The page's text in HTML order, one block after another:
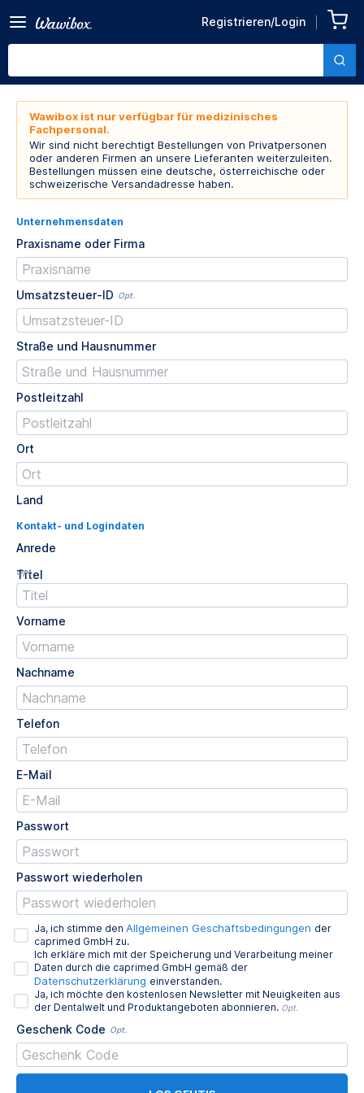
Registrieren/Login
Wawibox ist nur verfügbar für medizinisches
Fachpersonal.
Wir sind nicht berechtigt Bestellungen von Privatpersonen
oder anderen Firmen an unsere Lieferanten weiterzuleiten.
Bestellungen müssen eine deutsche, österreichische oder
schweizerische Versandadresse haben.
Unternehmensdaten
Praxisname oder Firma
Umsatzsteuer-ID Opt.
Straße und Hausnummer
Postleitzahl
Ort
Land
Kontakt- und Logindaten
Anrede
Titel
Opt.
Vorname
Nachname
Telefon
E-Mail
Passwort
Passwort wiederholen
Ja, ich stimme den Allgemeinen Geschäftsbedingungen der
caprimed GmbH zu.
Ich erkläre mich mit der Speicherung und Verarbeitung meiner
Daten durch die caprimed GmbH gemäß der
Datenschutzerklärung einverstanden.
Ja, ich möchte den kostenlosen Newsletter mit Neuigkeiten aus
der Dentalwelt und Produktangeboten abonnieren. Opt.
Geschenk Code Opt.